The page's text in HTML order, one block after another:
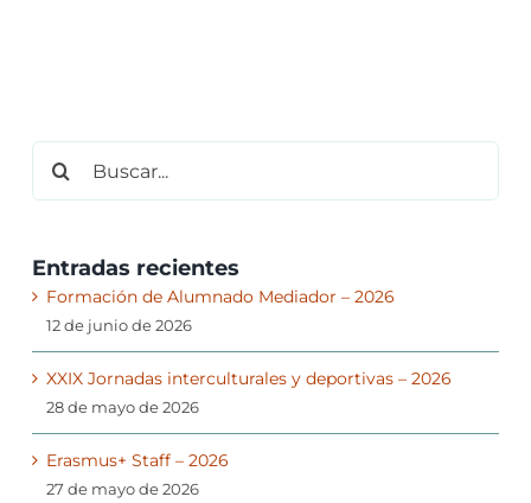
Entradas recientes
Formación de Alumnado Mediador – 2026
12 de junio de 2026
XXIX Jornadas interculturales y deportivas – 2026
28 de mayo de 2026
Erasmus+ Staff – 2026
27 de mayo de 2026